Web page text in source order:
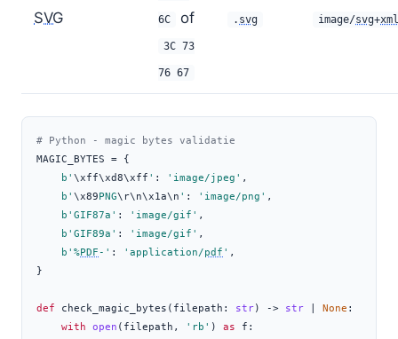
SVG 6C of
3C 73
76 67
. svg image/svg+xml
# Python - magic bytes validatie
MAGIC_BYTES = {
b' \xff\xd8\xff ' : 'image/jpeg' ,
b' \x89PNG\r\n\x1a\n ' : 'image/png' ,
b'GIF87a' : 'image/gif' ,
b'GIF89a' : 'image/gif' ,
b'%PDF -' : 'application/pdf ' ,
}
def check_magic_bytes(filepath: str) -> str None :
with
open (filepath, 'rb' ) as f: